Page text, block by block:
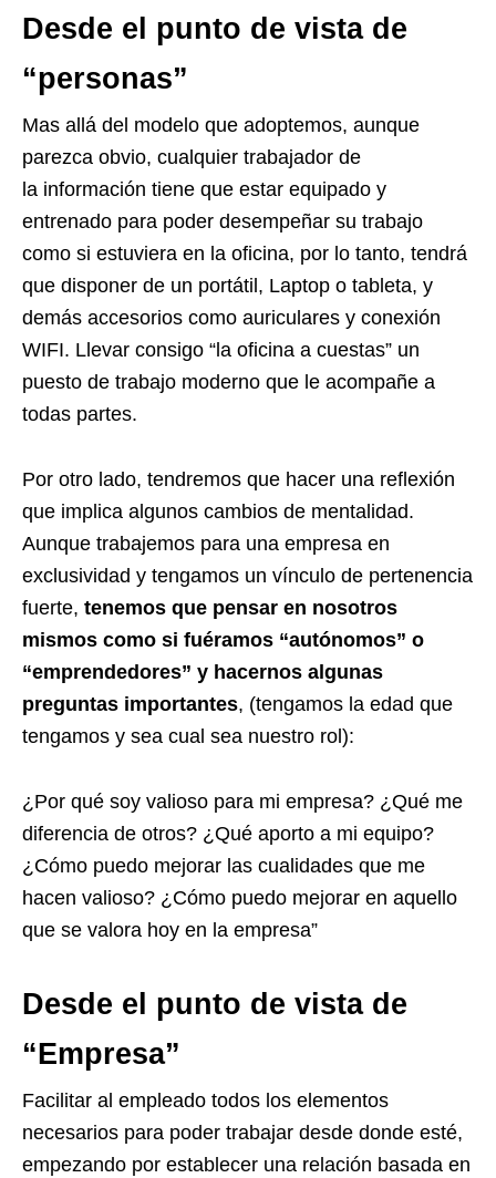
Desde el punto de vista de
“personas”
Mas allá del modelo que adoptemos, aunque
parezca obvio, cualquier trabajador de
la información tiene que estar equipado y
entrenado para poder desempeñar su trabajo
como si estuviera en la oficina, por lo tanto, tendrá
que disponer de un portátil, Laptop o tableta, y
demás accesorios como auriculares y conexión
WIFI. Llevar consigo “la oficina a cuestas” un
puesto de trabajo moderno que le acompañe a
todas partes.
Por otro lado, tendremos que hacer una reflexión
que implica algunos cambios de mentalidad.
Aunque trabajemos para una empresa en
exclusividad y tengamos un vínculo de pertenencia
fuerte, tenemos que pensar en nosotros
mismos como si fuéramos “autónomos” o
“emprendedores” y hacernos algunas
preguntas importantes, (tengamos la edad que
tengamos y sea cual sea nuestro rol):
¿Por qué soy valioso para mi empresa? ¿Qué me
diferencia de otros? ¿Qué aporto a mi equipo?
¿Cómo puedo mejorar las cualidades que me
hacen valioso? ¿Cómo puedo mejorar en aquello
que se valora hoy en la empresa”
Desde el punto de vista de
“Empresa”
Facilitar al empleado todos los elementos
necesarios para poder trabajar desde donde esté,
empezando por establecer una relación basada en